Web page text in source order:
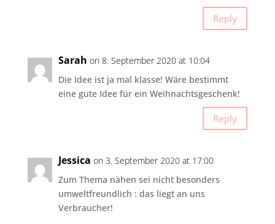
Reply
Sarah on 8. September 2020 at 10:04
Die Idee ist ja mal klasse! Wäre bestimmt
eine gute Idee für ein Weihnachtsgeschenk!
Reply
Jessica on 3. September 2020 at 17:00
Zum Thema nähen sei nicht besonders
umweltfreundlich : das liegt an uns
Verbraucher!